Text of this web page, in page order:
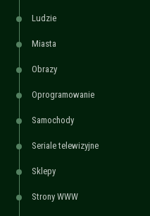
Ludzie
Miasta
Obrazy
Oprogramowanie
Samochody
Seriale telewizyjne
Sklepy
Strony WWW